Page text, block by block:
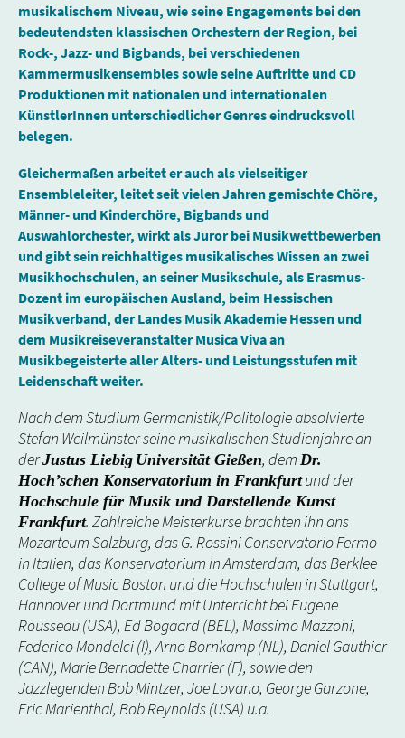
musikalischem Niveau, wie seine Engagements bei den
bedeutendsten klassischen Orchestern der Region, bei
Rock-, Jazz- und Bigbands, bei verschiedenen
Kammermusikensembles sowie seine Auftritte und CD
Produktionen mit nationalen und internationalen
KünstlerInnen unterschiedlicher Genres eindrucksvoll
belegen.
Gleichermaßen arbeitet er auch als vielseitiger
Ensembleleiter, leitet seit vielen Jahren gemischte Chöre,
Männer- und Kinderchöre, Bigbands und
Auswahlorchester, wirkt als Juror bei Musikwettbewerben
und gibt sein reichhaltiges musikalisches Wissen an zwei
Musikhochschulen, an seiner Musikschule, als Erasmus-
Dozent im europäischen Ausland, beim Hessischen
Musikverband, der Landes Musik Akademie Hessen und
dem Musikreiseveranstalter Musica Viva an
Musikbegeisterte aller Alters- und Leistungsstufen mit
Leidenschaft weiter.
Nach dem Studium Germanistik/Politologie absolvierte
Stefan Weilmünster seine musikalischen Studienjahre an
derJustus Liebig Universität Gießen, dem Dr.
Hoch’schen Konservatorium in Frankfurtund der
Hochschule für Musik und Darstellende Kunst
Frankfurt. Zahlreiche Meisterkurse brachten ihn ans
Mozarteum Salzburg, das G. Rossini Conservatorio Fermo
in Italien, das Konservatorium in Amsterdam, das Berklee
College of Music Boston und die Hochschulen in Stuttgart,
Hannover und Dortmund mit Unterricht bei Eugene
Rousseau (USA), Ed Bogaard (BEL), Massimo Mazzoni,
Federico Mondelci (I), Arno Bornkamp (NL), Daniel Gauthier
(CAN), Marie Bernadette Charrier (F), sowie den
Jazzlegenden Bob Mintzer, Joe Lovano, George Garzone,
Eric Marienthal, Bob Reynolds (USA) u.a.